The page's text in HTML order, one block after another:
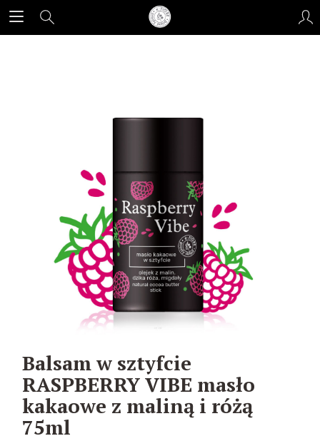
Balsam w sztyfcie
RASPBERRY VIBE masło
kakaowe z maliną i różą
75ml